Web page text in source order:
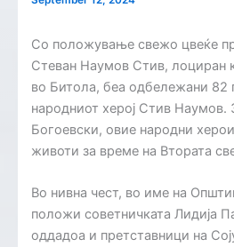
Со положување свежо цвеќе
Стеван Наумов Стив, лоциран
во Битола, беа одбележани 82
народниот херој Стив Наумов.
Богоевски, овие народни
животи за време на Втората
Во нивна чест, во име на
положи советничката Лидија
оддадоа и претставници на